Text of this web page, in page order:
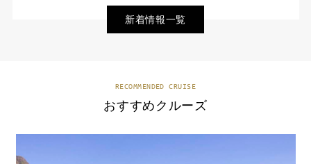
新着情報一覧
RECOMMENDED CRUISE
おすすめクルーズ